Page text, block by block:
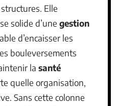
Elle
solide d’une gestion
d’encaisser les
bouleversements
la santé
quelle organisation,
Sans cette colonne